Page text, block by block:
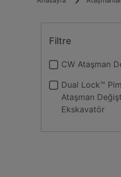
Filtre
CW Ataşman
Dual Lock™
Ataşman
Ekskavatör